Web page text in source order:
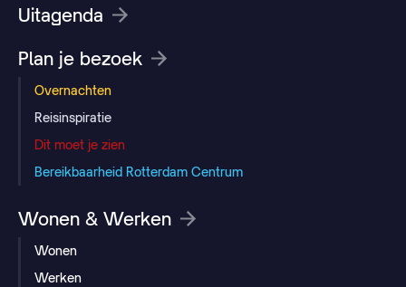
Uitagenda
Plan je bezoek
Overnachten
Reisinspiratie
Dit moet je zien
Bereikbaarheid Rotterdam Centrum
Wonen & Werken
Wonen
Werken